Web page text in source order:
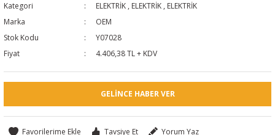
Kategori ELEKTRİK , ELEKTRİK , ELEKTRİK
Marka
OEM
Stok Kodu
Y07028
Fiyat
4.406,38 TL + KDV
GELINCE HABER VER
Tavsiye Et Yorum Yaz